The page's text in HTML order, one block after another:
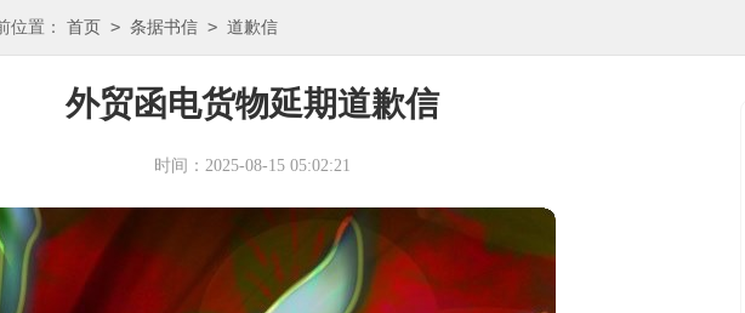
位置： 首页 > 条据书信 > 道歉信
外贸函电货物延期道歉信
时间：2025-08-15 05:02:21